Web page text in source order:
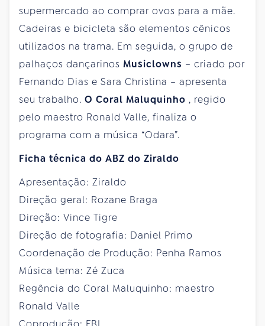
supermercado ao comprar ovos para a mãe.
Cadeiras e bicicleta são elementos cênicos
utilizados na trama. Em seguida, o grupo de
palhaços dançarinos Musiclowns – criado por
Fernando Dias e Sara Christina – apresenta
seu trabalho. O Coral Maluquinho , regido
pelo maestro Ronald Valle, finaliza o
programa com a música “Odara”.
Ficha técnica do ABZ do Ziraldo
Apresentação: Ziraldo
Direção geral: Rozane Braga
Direção: Vince Tigre
Direção de fotografia: Daniel Primo
Coordenação de Produção: Penha Ramos
Música tema: Zé Zuca
Regência do Coral Maluquinho: maestro
Ronald Valle